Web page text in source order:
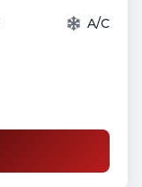
A/C